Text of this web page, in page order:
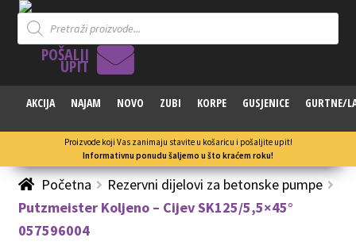
Products
search
POŠALJI
UPIT
AKCIJA NAJAM NOVO ZUBI KORPE GUSJENICE GURTNE/
Proizvode koji Vas zanimaju stavite u košaricu i pošaljite upit!
Informativnu ponudu šaljemo u što kraćem roku!
Početna
Rezervni dijelovi za betonske pumpe
Putzmeister Koljeno – Cijev SK125/5,5×45°
057596004